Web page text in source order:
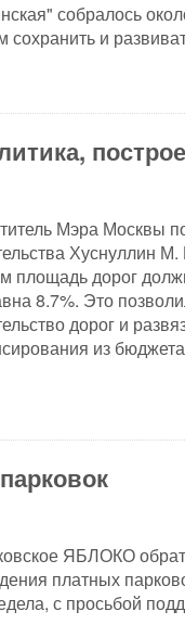
собралось
и
Мэра Москвы
Хуснуллин
площадь дорог
8.7%. Это
дорог и
из
ЯБЛОКО
платных
с просьбой